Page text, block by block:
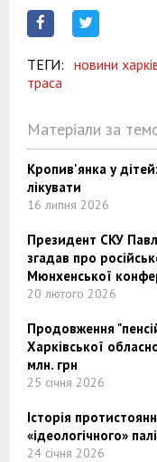
ТЕГИ: новини
траса
Матеріали за
Кропив'янка у
лікувати
16 липня 2026
Президент СКУ
згадав про
Мюнхенської
20 лютого 2026
Продовження
Харківської
млн. грн
25 січня 2026
Історія
«ідеологічного»
24 січня 2026